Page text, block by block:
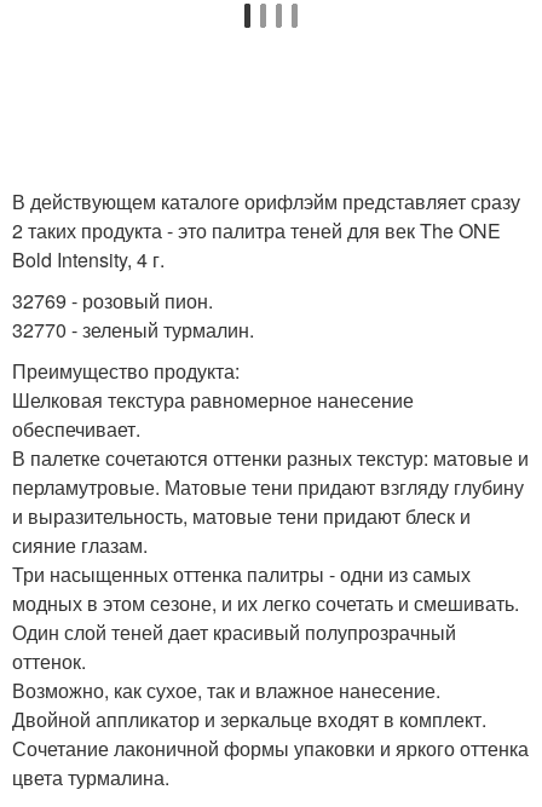
В действующем каталоге орифлэйм представляет сразу
2 таких продукта - это палитра теней для век The ONE
Bold Intensity, 4 г.
32769 - розовый пион.
32770 - зеленый турмалин.
Преимущество продукта:
Шелковая текстура равномерное нанесение
обеспечивает.
В палетке сочетаются оттенки разных текстур: матовые и
перламутровые. Матовые тени придают взгляду глубину
и выразительность, матовые тени придают блеск и
сияние глазам.
Три насыщенных оттенка палитры - одни из самых
модных в этом сезоне, и их легко сочетать и смешивать.
Один слой теней дает красивый полупрозрачный
оттенок.
Возможно, как сухое, так и влажное нанесение.
Двойной аппликатор и зеркальце входят в комплект.
Сочетание лаконичной формы упаковки и яркого оттенка
цвета турмалина.